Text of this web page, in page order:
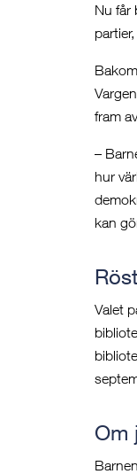
Nu får
fram
–
hur
kan
Valet
Om